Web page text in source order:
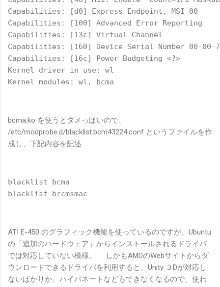
Capabilities: [d0] Express Endpoint, MSI 00
Capabilities: [100] Advanced Error Reporting
Capabilities: [13c] Virtual Channel
Capabilities: [160] Device Serial Number 00-00-
Capabilities: [16c] Power Budgeting <?>
Kernel driver in use: wl
Kernel modules: wl, bcma
bcma.ko を使うとダメっぽいので、
/etc/modprobe.d/blacklist.bcm43224.conf というファイルを作
成し、下記内容を記述
blacklist bcma
blacklist brcmsmac
ATI E-450 のグラフィック機能を使っているのですが、Ubuntu
の「追加のハードウェア」からインストールされるドライバ
では対応していない模様。 しかもAMDのWebサイトからダ
ウンロードできるドライバを利用すると、Unity ３Dが対応し
ないばかりか、ハイバネートなどもできなくなるので、使わ